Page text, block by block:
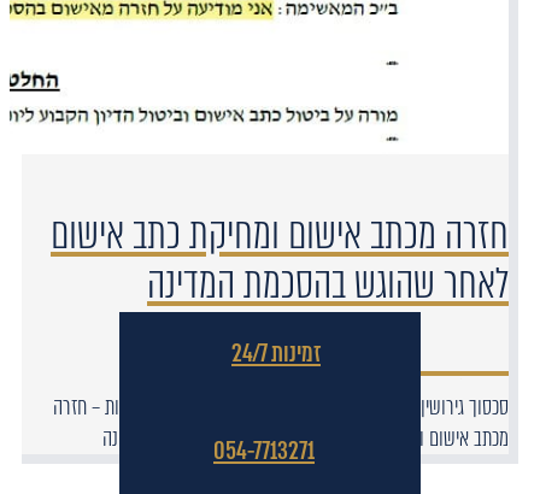
חזרה מכתב אישום ומחיקת כתב אישום
לאחר שהוגש בהסכמת המדינה
סכסוך גירושין שהביא להגשת כתב אישום בגין הטרדות טלפוניות – חזרה
מכתב אישום ומחיקת כתב אישום לאחר שהוגש בהסכמת המדינה
זמינות 24/7
054-7713271